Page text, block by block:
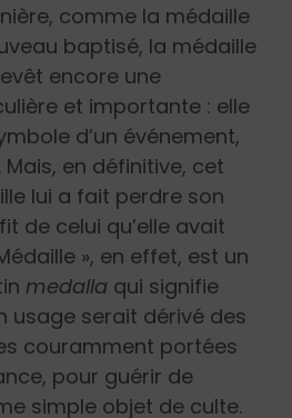
comme la médaille
baptisé, la médaille
encore une
et importante : elle
d’un événement,
en définitive, cet
lui a fait perdre son
de celui qu’elle avait
», en effet, est un
medalla qui signifie
usage serait dérivé des
couramment portées
pour guérir de
simple objet de culte.